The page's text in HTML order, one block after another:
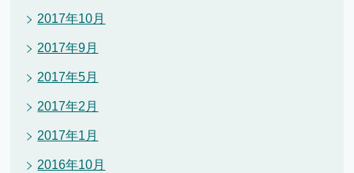
2017年10月
2017年9月
2017年5月
2017年2月
2017年1月
2016年10月